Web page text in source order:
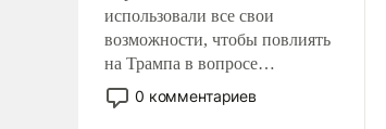
использовали все свои
возможности, чтобы повлиять
на Трампа в вопросе
предоставления вооружений
своим нанимателям. Вероятно,
0 комментариев